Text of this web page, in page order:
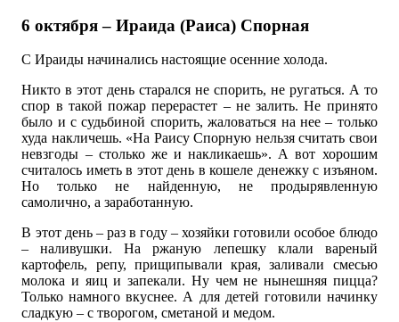
6 октября – Ираида (Раиса) Спорная
С Ираиды начинались настоящие осенние холода.
Никто в этот день старался не спорить, не ругаться. А то
спор в такой пожар перерастет – не залить. Не принято
было и с судьбиной спорить, жаловаться на нее – только
худа накличешь. «На Раису Спорную нельзя считать свои
невзгоды – столько же и накликаешь». А вот хорошим
считалось иметь в этот день в кошеле денежку с изъяном.
Но только не найденную, не продырявленную
самолично, а заработанную.
В этот день – раз в году – хозяйки готовили особое блюдо
– наливушки. На ржаную лепешку клали вареный
картофель, репу, прищипывали края, заливали смесью
молока и яиц и запекали. Ну чем не нынешняя пицца?
Только намного вкуснее. А для детей готовили начинку
сладкую – с творогом, сметаной и медом.